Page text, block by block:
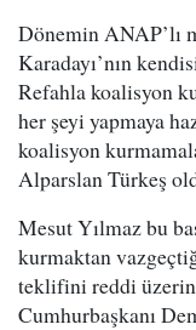
Dönemin ANAP’lı
Karadayı’nın
Refahla koalisyon
her şeyi yapmaya
koalisyon
Alparslan Türkeş
Mesut Yılmaz bu
kurmaktan
teklifini reddi
Cumhurbaşkanı